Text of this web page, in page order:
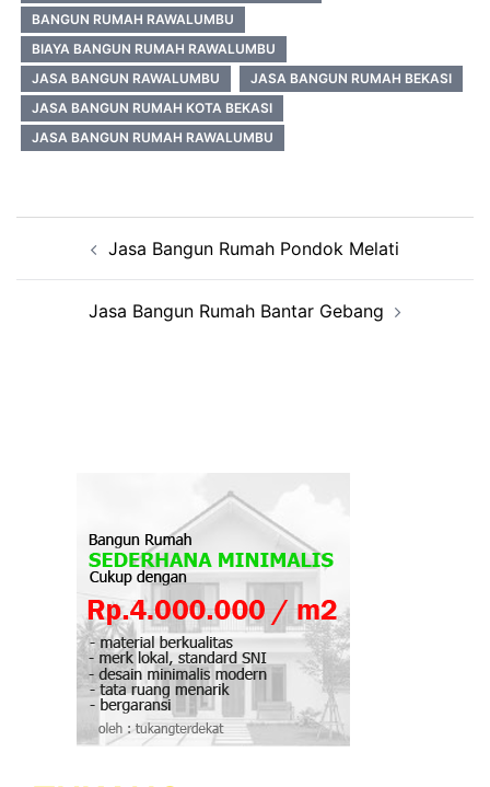
BANGUN RUMAH RAWALUMBU
BIAYA BANGUN RUMAH RAWALUMBU
JASA BANGUN RAWALUMBU
JASA BANGUN RUMAH BEKASI
JASA BANGUN RUMAH KOTA BEKASI
JASA BANGUN RUMAH RAWALUMBU
navigationJasa Bangun Rumah Pondok Melati
Jasa Bangun Rumah Bantar Gebang